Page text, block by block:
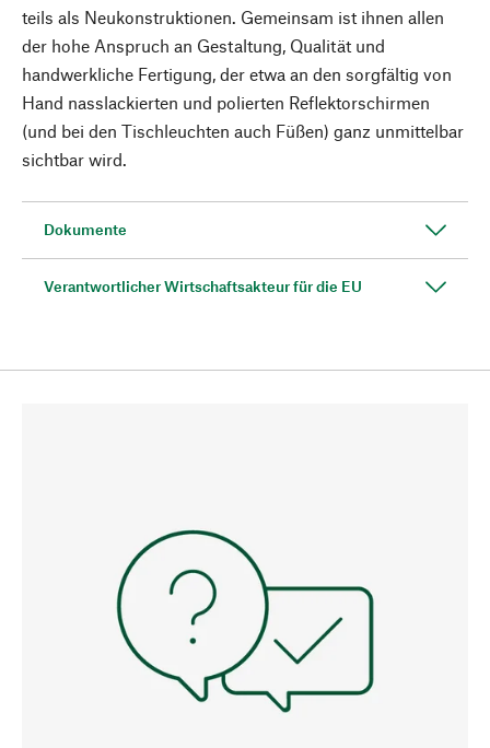
teils als Neukonstruktionen. Gemeinsam ist ihnen allen
der hohe Anspruch an Gestaltung, Qualität und
handwerkliche Fertigung, der etwa an den sorgfältig von
Hand nasslackierten und polierten Reflektorschirmen
(und bei den Tischleuchten auch Füßen) ganz unmittelbar
sichtbar wird.
Dokumente
Verantwortlicher Wirtschaftsakteur für die EU